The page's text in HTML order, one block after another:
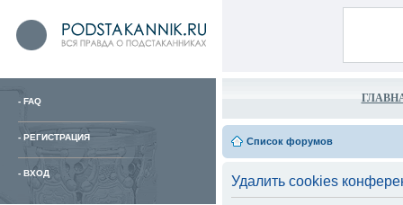
- FAQ
- РЕГИСТРАЦИЯ
- ВХОД
Список форумов
Удалить cookies